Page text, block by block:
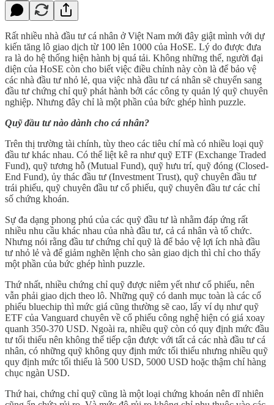
Rất nhiều nhà đầu tư cá nhân ở Việt Nam mới đây giật mình với dự
kiến tăng lô giao dịch từ 100 lên 1000 của HoSE. Lý do được đưa
ra là do hệ thống hiện hành bị quá tải. Không những thế, người đại
diện của HoSE còn cho biết việc điều chỉnh này còn là để bảo vệ
các nhà đầu tư nhỏ lẻ, qua việc nhà đầu tư cá nhân sẽ chuyển sang
đầu tư chứng chỉ quỹ phát hành bởi các công ty quản lý quỹ chuyên
nghiệp. Nhưng đây chỉ là một phần của bức ghép hình puzzle.
Quỹ đầu tư nào dành cho cá nhân?
Trên thị trường tài chính, tùy theo các tiêu chí mà có nhiều loại quỹ
đầu tư khác nhau. Có thể liệt kê ra như quỹ ETF (Exchange Traded
Fund), quỹ tương hỗ (Mutual Fund), quỹ hưu trí, quỹ đóng (Closed-
End Fund), ủy thác đầu tư (Investment Trust), quỹ chuyên đầu tư
trái phiếu, quỹ chuyên đầu tư cổ phiếu, quỹ chuyên đầu tư các chỉ
số chứng khoán.
Sự đa dạng phong phú của các quỹ đầu tư là nhằm đáp ứng rất
nhiều nhu cầu khác nhau của nhà đầu tư, cả cá nhân và tổ chức.
Nhưng nói rằng đầu tư chứng chỉ quỹ là để bảo vệ lợi ích nhà đầu
tư nhỏ lẻ và để giảm nghẽn lệnh cho sàn giao dịch thì chỉ cho thấy
một phần của bức ghép hình puzzle.
Thứ nhất, nhiều chứng chỉ quỹ được niêm yết như cổ phiếu, nên
vẫn phải giao dịch theo lô. Những quỹ có danh mục toàn là các cổ
phiếu bluechip thì mức giá cũng thường sẽ cao, lấy ví dụ như quỹ
ETF của Vanguard chuyên về cổ phiếu công nghệ hiện có giá xoay
quanh 350-370 USD. Ngoài ra, nhiều quỹ còn có quy định mức đầu
tư tối thiểu nên không thể tiếp cận được với tất cả các nhà đầu tư cá
nhân, có những quỹ không quy định mức tối thiểu nhưng nhiều quỹ
quy định mức tối thiểu là 500 USD, 5000 USD hoặc thậm chí hàng
chục ngàn USD.
Thứ hai, chứng chỉ quỹ cũng là một loại chứng khoán nên dĩ nhiên